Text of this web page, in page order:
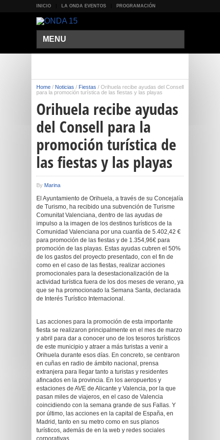
INICIO LA ONDA EVENTOS PROGRAMACIÓN
MENU
Home / Noticias / Fiestas / Orihuela recibe ayudas del Consell
para la promoción turística de las fiestas y las playas
Orihuela recibe ayudas
del Consell para la
promoción turística de
las fiestas y las playas
By Marina
El Ayuntamiento de Orihuela, a través de su Concejalía
de Turismo, ha recibido una subvención de Turisme
Comunitat Valenciana, dentro de las ayudas de
impulso a la imagen de los destinos turísticos de la
Comunidad Valenciana por una cuantía de 5.402,42 €
para promoción de las fiestas y de 1.354,96€ para
promoción de las playas. Estas ayudas cubren el 50%
de los gastos del proyecto presentado, con el fin de
como en el caso de las fiestas, realizar acciones
promocionales para la desestacionalización de la
actividad turística fuera de los dos meses de verano, ya
que se ha promocionado la Semana Santa, declarada
de Interés Turístico Internacional.
Las acciones para la promoción de esta importante
fiesta se realizaron principalmente en el mes de marzo
y abril para dar a conocer uno de los tesoros turísticos
de este municipio y atraer a más turistas a venir a
Orihuela durante esos días. En concreto, se centraron
en cuñas en radio de ámbito nacional, prensa
extranjera para llegar tanto a turistas y residentes
afincados en la provincia. En los aeropuertos y
estaciones de AVE de Alicante y Valencia, por la que
pasan miles de viajeros, en el caso de Valencia
coincidiendo con la semana grande de sus Fallas. Y
por último, las acciones en la capital de España, en
Madrid, tanto en su metro como en sus planos
turísticos, además de en la web y redes sociales
corporativas.